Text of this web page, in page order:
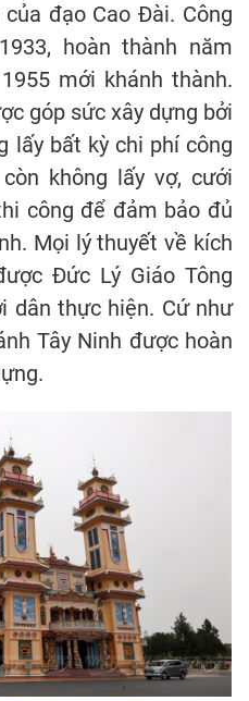
đạo Cao Đài. Công
hoàn thành năm
mới khánh thành.
góp sức xây dựng bởi
lấy bất kỳ chi phí công
không lấy vợ, cưới
công để đảm bảo đủ
Mọi lý thuyết về kích
Đức Lý Giáo Tông
dân thực hiện. Cứ như
Tây Ninh được hoàn